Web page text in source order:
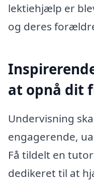
lektiehjælp er
og deres
at opnå dit
Undervisning
engagerende,
Få tildelt en
dedikeret til at